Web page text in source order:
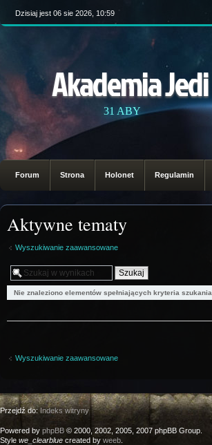
Dzisiaj jest 06 sie 2026, 10:59
Akademia Jedi
31 ABY
Forum Strona Holonet Regulamin
Aktywne tematy
Wyszukiwanie zaawansowane
Nie znaleziono elementów spełniających kryteria szukania.
Wyszukiwanie zaawansowane
Przejdź do:Indeks witryny
Powered by phpBB © 2000, 2002, 2005, 2007 phpBB Group.
Style we_clearblue created by weeb